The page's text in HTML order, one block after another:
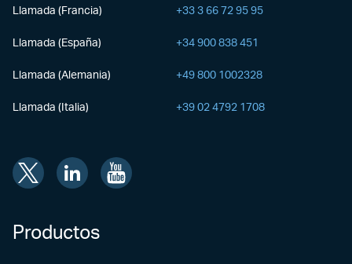
Llamada (Francia) +33 3 66 72 95 95
Llamada (España) +34 900 838 451
Llamada (Alemania) +49 800 1002328
Llamada (Italia) +39 02 4792 1708
Productos